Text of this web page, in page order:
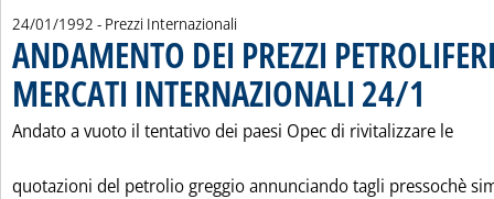
24/01/1992 - Prezzi Internazionali
ANDAMENTO DEI PREZZI
MERCATI INTERNAZIONALI 24/1
Andato a vuoto il tentativo dei paesi Opec di rivitalizzare le
quotazioni del petrolio greggio annunciando tagli pressochè